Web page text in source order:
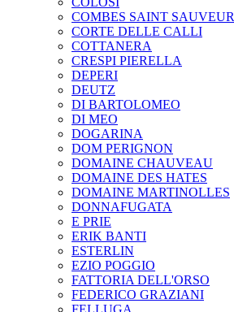
COMBES SAINT SAUVEUR
CORTE DELLE CALLI
COTTANERA
CRESPI PIERELLA
DEPERI
DEUTZ
DI BARTOLOMEO
DI MEO
DOGARINA
DOM PERIGNON
DOMAINE CHAUVEAU
DOMAINE DES HATES
DOMAINE MARTINOLLES
DONNAFUGATA
E PRIE
ERIK BANTI
ESTERLIN
EZIO POGGIO
FATTORIA DELL'ORSO
FEDERICO GRAZIANI
FELLUGA